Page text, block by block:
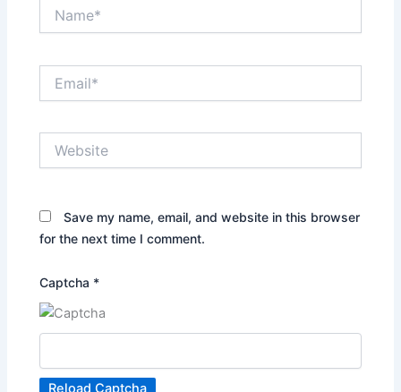
Save my name, email, and website in this browser
for the next time I comment.
Captcha *
Reload Captcha